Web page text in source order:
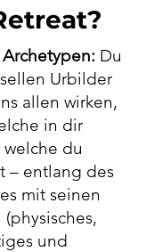
Du
Urbilder
allen wirken,
in dir
du
– entlang des
mit seinen
und